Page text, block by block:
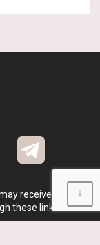
receive a small
these links.
↓